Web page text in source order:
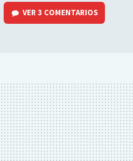
VER3 COMENTARIOS